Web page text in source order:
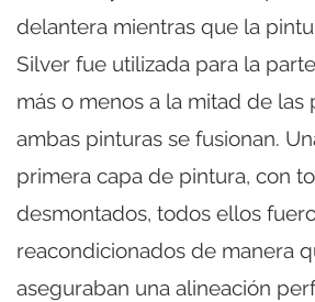
delantera mientras que la
Silver fue utilizada para la
más o menos a la mitad de las
ambas pinturas se fusionan.
primera capa de pintura, con
desmontados, todos ellos
reacondicionados de manera
aseguraban una alineación